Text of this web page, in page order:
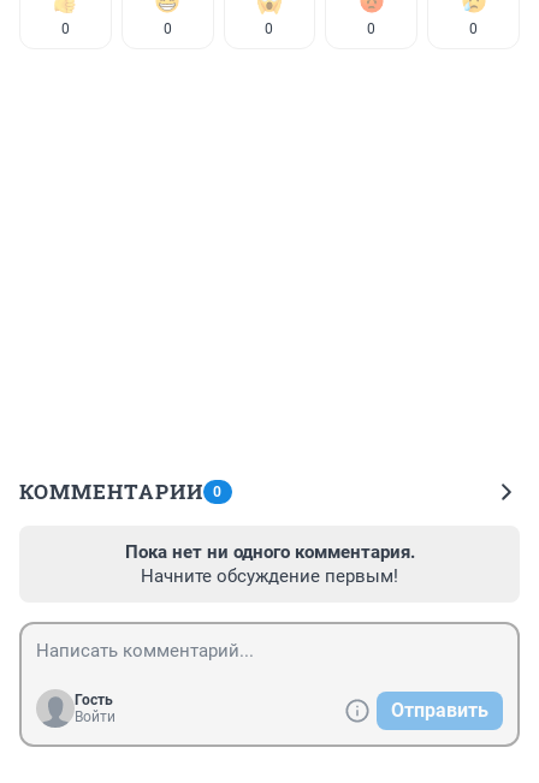
0 0 0 0 0
КОММЕНТАРИИ 0
Пока нет ни одного комментария.
Начните обсуждение первым!
Гость
Войти
Отправить